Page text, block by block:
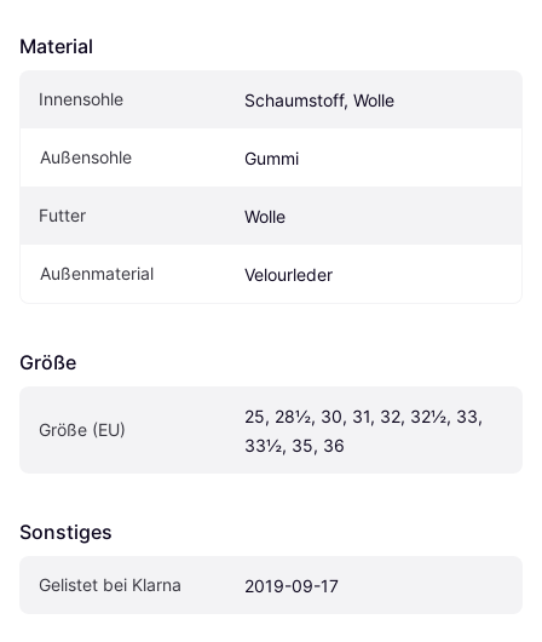
Material
Innensohle Schaumstoff, Wolle
Außensohle Gummi
Futter Wolle
Außenmaterial Velourleder
Größe
Größe (EU)
25, 28½, 30, 31, 32, 32½, 33,
33½, 35, 36
Sonstiges
Gelistet bei Klarna 2019-09-17